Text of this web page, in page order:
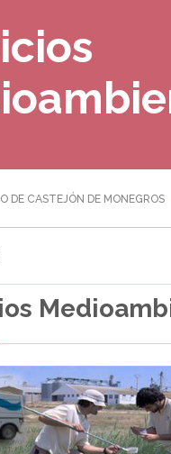
DE CASTEJÓN DE MONEGROS